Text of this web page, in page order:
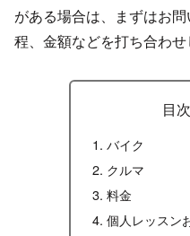
がある場合は、まずはお
程、金額などを打ち合わせ
目次
バイク
クルマ
料金
個人レッスン